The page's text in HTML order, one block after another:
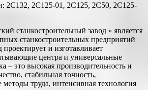
2С132, 2С125-01, 2С125, 2С50, 2С125-
станкостроительный завод » является
станкостроительных предприятий
и изготавливает
центра и универсальные
– это высокая производительность и
стабильная точность,
труда, интенсивная технология